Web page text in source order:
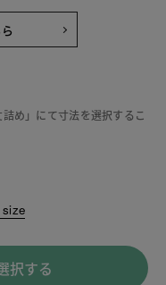
め」にて寸法を選択するこ
size
択する